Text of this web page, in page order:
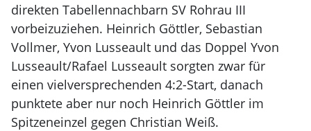
direkten Tabellennachbarn SV Rohrau III
vorbeizuziehen. Heinrich Göttler, Sebastian
Vollmer, Yvon Lusseault und das Doppel Yvon
Lusseault/Rafael Lusseault sorgten zwar für
einen vielversprechenden 4:2-Start, danach
punktete aber nur noch Heinrich Göttler im
Spitzeneinzel gegen Christian Weiß.